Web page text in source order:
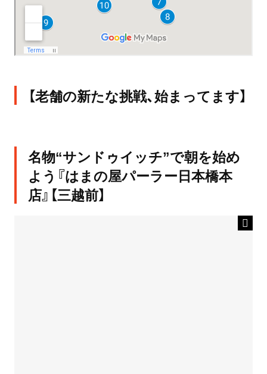
【老舗の新たな挑戦、始まってます】
名物“サンドゥイッチ”で朝を始め
よう『はまの屋パーラー日本橋本
店』【三越前】